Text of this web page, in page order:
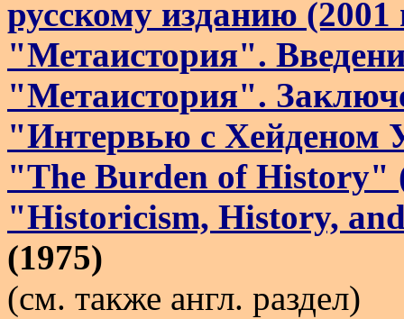
русскому изданию (2001
"Метаистория".
"Метаистория".
"Интервью с Хейденом
"The Burden of History"
"Historicism, History,
(1975)
(см. также англ. раздел)